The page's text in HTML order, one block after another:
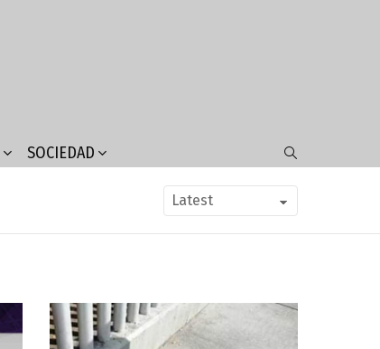
SOCIEDAD